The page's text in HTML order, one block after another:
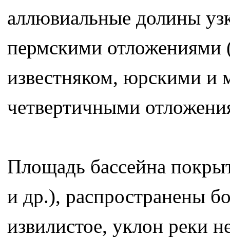
аллювиальные долины
пермскими отложениями
известняком, юрскими
четвертичными
Площадь бассейна
и др.), распространены
извилистое, уклон реки